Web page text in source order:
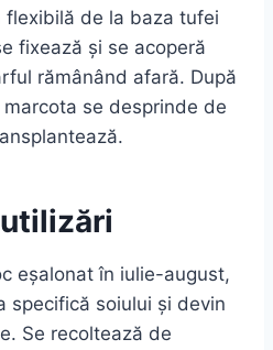
flexibilă de la baza tufei
fixează și se acoperă
rămânând afară. După
se desprinde de
eșalonat în iulie-august,
specifică soiului și devin
Se recoltează de